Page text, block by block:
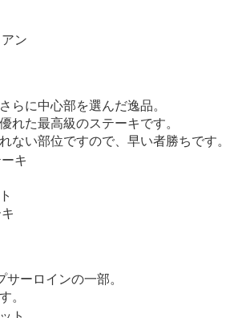
ン
らに中心部を選んだ逸品。
れた最高級のステーキです。
ない部位ですので、早い者勝ちです。
ーロインの一部。
。